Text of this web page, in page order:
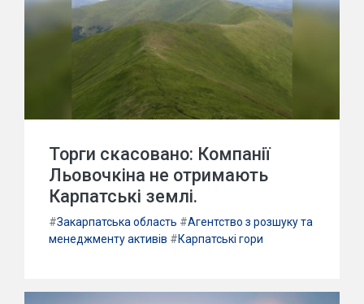
Торги скасовано: Компанії
Льовочкіна не отримають
Карпатські землі.
#Закарпатська область #Агентство з розшуку та
менеджменту активів #Карпатські гори